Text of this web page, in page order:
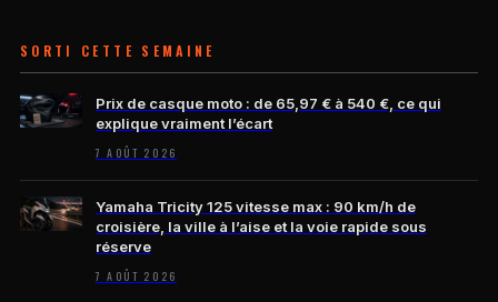
SORTI CETTE SEMAINE
Prix de casque moto : de 65,97 € à 540 €, ce qui
explique vraiment l’écart
7 AOÛT 2026
Yamaha Tricity 125 vitesse max : 90 km/h de
croisière, la ville à l’aise et la voie rapide sous
réserve
7 AOÛT 2026